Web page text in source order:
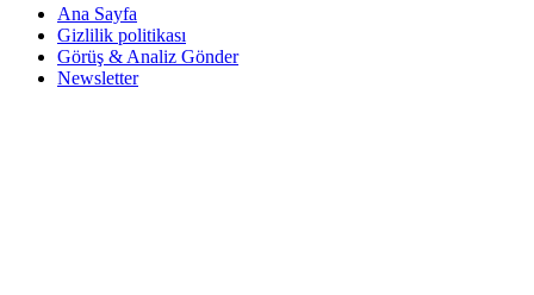
Ana Sayfa
Gizlilik politikası
Görüş & Analiz Gönder
Newsletter